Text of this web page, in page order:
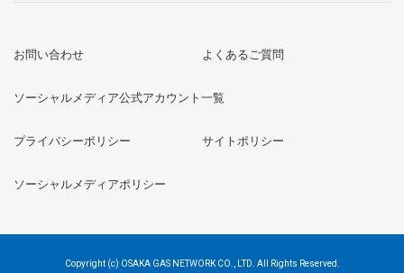
お問い合わせ よくあるご質問
ソーシャルメディア公式アカウント一覧
プライバシーポリシー サイトポリシー
ソーシャルメディアポリシー
Copyright (c) OSAKA GAS NETWORK CO., LTD. All Rights Reserved.